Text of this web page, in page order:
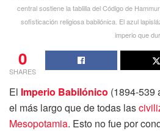
central sostiene la tablilla del Código de
sofisticación religiosa babilónica. El azul
imperio que
0
SHARES
El Imperio Babilónico (1894-539
el más largo que de todas las
Mesopotamia. Esto no fue por